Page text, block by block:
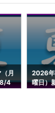
月
4
2026年
曜日）